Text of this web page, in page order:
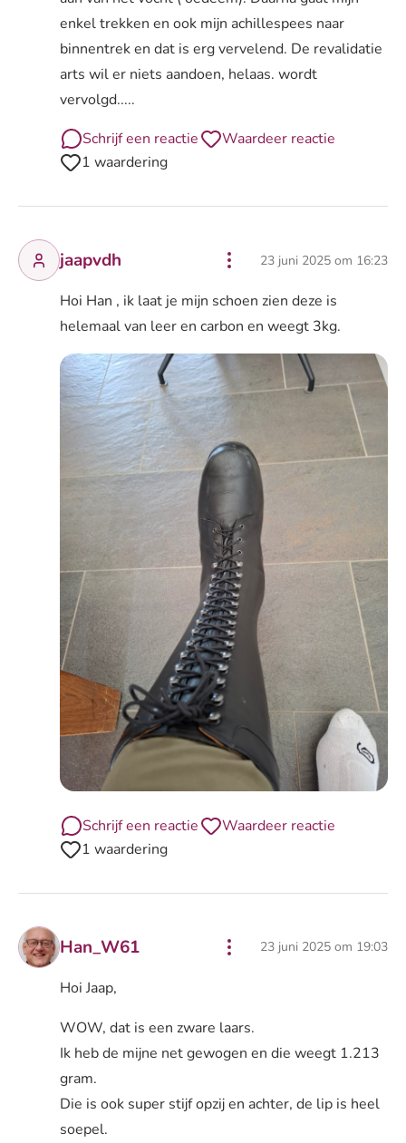
enkel trekken en ook mijn achillespees naar
binnentrek en dat is erg vervelend. De revalidatie
arts wil er niets aandoen, helaas. wordt
vervolgd.....
Schrijf een reactie
Waardeer reactie
1 waardering
jaapvdh 23 juni 2025 om 16:23
Hoi Han , ik laat je mijn schoen zien deze is
helemaal van leer en carbon en weegt 3kg.
Schrijf een reactie
Waardeer reactie
1 waardering
Han_W61 23 juni 2025 om 19:03
Hoi Jaap,
WOW, dat is een zware laars.
Ik heb de mijne net gewogen en die weegt 1.213
gram.
Die is ook super stijf opzij en achter, de lip is heel
soepel.